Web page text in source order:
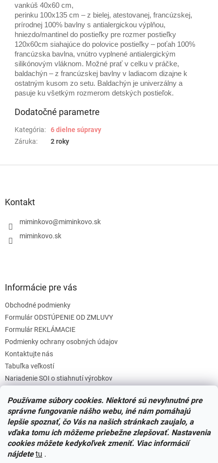
Používame súbory cookies. Niektoré sú nevyhnutné pre
správne fungovanie nášho webu, iné nám pomáhajú
lepšie spoznať, čo Vás na našich stránkach zaujalo, a
vďaka tomu ich môžeme priebežne zlepšovať. Nastavenia
cookies môžete kedykoľvek zmeniť. Viac informácií
nájdete tu .
vankúš 40x60 cm,
perinku 100x135 cm – z bielej, atestovanej, francúzskej,
prírodnej 100% bavlny s antialergickou výplňou,
hniezdo/mantinel do postieľky pre rozmer postieľky
120x60cm siahajúce do polovice postieľky – poťah 100%
francúzska bavlna, vnútro vyplnené antialergickým
silikónovým vláknom. Možné prať v celku v práčke,
baldachýn – z francúzskej bavlny v ladiacom dizajne k
ostatným kusom zo setu. Baldachýn je univerzálny a
pasuje ku všetkým rozmerom detských postieľok.
Dodatočné parametre
Kategória:
6 dielne súpravy
Záruka: 2 roky
Kontakt
miminkovo@miminkovo.sk
miminkovo.sk
Informácie pre vás
Obchodné podmienky
Formulár ODSTÚPENIE OD ZMLUVY
Formulár REKLÁMACIE
Podmienky ochrany osobných údajov
Kontaktujte nás
Tabuľka veľkostí
Nariadenie SOI o stiahnutí výrobkov
Zásady súborov COOKIES
Facebook